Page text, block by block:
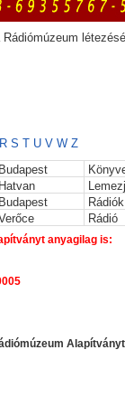
R S T U V W Z
Budapest
Hatvan
Budapest
Rádiók
Rádió
anyagilag is: